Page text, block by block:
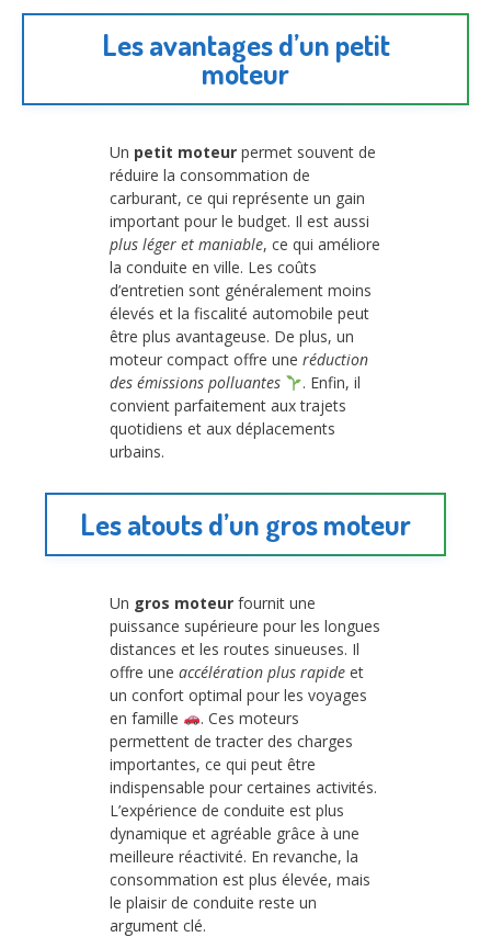
Les avantages d’un petit
moteur
Un petit moteur permet souvent de
réduire la consommation de
carburant, ce qui représente un gain
important pour le budget. Il est aussi
plus léger et maniable, ce qui améliore
la conduite en ville. Les coûts
d’entretien sont généralement moins
élevés et la fiscalité automobile peut
être plus avantageuse. De plus, un
moteur compact offre une réduction
des émissions polluantes
. Enfin, il
convient parfaitement aux trajets
quotidiens et aux déplacements
urbains.
Les atouts d’un gros moteur
Un gros moteur fournit une
puissance supérieure pour les longues
distances et les routes sinueuses. Il
offre une accélération plus rapide et
un confort optimal pour les voyages
en famille
. Ces moteurs
permettent de tracter des charges
importantes, ce qui peut être
indispensable pour certaines activités.
L’expérience de conduite est plus
dynamique et agréable grâce à une
meilleure réactivité. En revanche, la
consommation est plus élevée, mais
le plaisir de conduite reste un
argument clé.